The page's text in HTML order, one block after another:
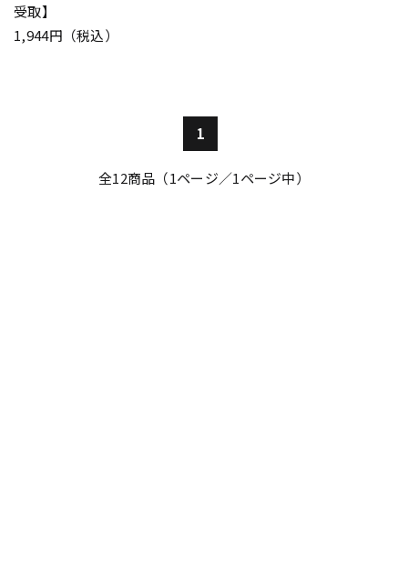
受取】
1,944円（税込）
1
全12商品（1ページ／1ページ中）